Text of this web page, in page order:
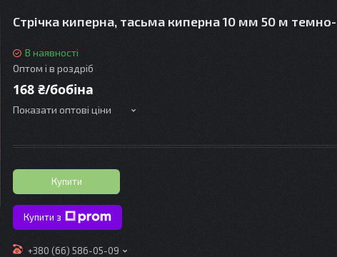
Стрічка киперна, тасьма киперна 10 мм 50 м
В наявності
Оптом і в роздріб
168 ₴/бобіна
Показати оптові ціни
Купити
Купити з
+380 (66) 586-05-09